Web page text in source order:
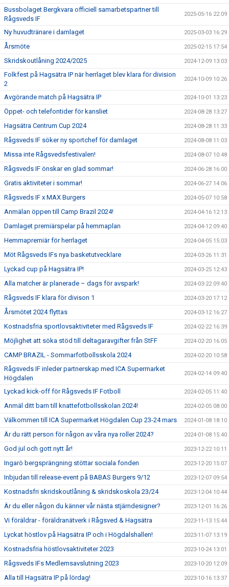
Bussbolaget Bergkvara officiell samarbetspartner till
Rågsveds IF
2025-05-16 22:09
Ny huvudtränare i damlaget 2025-03-03 16:29
Årsmöte 2025-02-15 17:54
Skridskoutlåning 2024/2025 2024-12-09 13:03
Folkfest på Hagsätra IP när herrlaget blev klara för division
2
2024-10-09 10:26
Avgörande match på Hagsätra IP 2024-10-01 13:23
Öppet- och telefontider för kansliet 2024-08-28 13:27
Hagsätra Centrum Cup 2024 2024-08-28 11:33
Rågsveds IF söker ny sportchef för damlaget 2024-08-08 11:03
Missa inte Rågsvedsfestivalen! 2024-08-07 10:48
Rågsveds IF önskar en glad sommar! 2024-06-28 16:00
Gratis aktiviteter i sommar! 2024-06-27 14:06
Rågsveds IF x MAX Burgers 2024-05-07 10:58
Anmälan öppen till Camp Brazil 2024! 2024-04-16 12:13
Damlaget premiärspelar på hemmaplan 2024-04-12 09:40
Hemmapremiär för herrlaget 2024-04-05 15:03
Möt Rågsveds IFs nya basketutvecklare 2024-03-26 11:31
Lyckad cup på Hagsätra IP! 2024-03-25 12:43
Alla matcher är planerade – dags för avspark! 2024-03-22 09:40
Rågsveds IF klara för divison 1 2024-03-20 17:12
Årsmötet 2024 flyttas 2024-03-12 16:27
Kostnadsfria sportlovsaktiviteter med Rågsveds IF 2024-02-22 16:39
Möjlighet att söka stöd till deltagaravgifter från StFF 2024-02-20 16:05
CAMP BRAZIL - Sommarfotbollsskola 2024 2024-02-20 10:58
Rågsveds IF inleder partnerskap med ICA Supermarket
Högdalen
2024-02-14 09:40
Lyckad kick-off för Rågsveds IF Fotboll 2024-02-05 11:40
Anmäl ditt barn till knattefotbollsskolan 2024! 2024-02-05 08:00
Välkommen till ICA Supermarket Högdalen Cup 23-24 mars 2024-01-08 18:10
Är du rätt person för någon av våra nya roller 2024? 2024-01-08 15:40
God jul och gott nytt år! 2023-12-22 10:11
Ingarö bergsprängning stöttar sociala fonden 2023-12-20 15:07
Inbjudan till release-event på BABAS Burgers 9/12 2023-12-07 09:54
Kostnadsfri skridskoutlåning & skridskoskola 23/24 2023-12-04 10:44
Är du eller någon du känner vår nästa stjärndesigner? 2023-12-01 16:26
Vi föräldrar - föräldranätverk i Rågsved & Hagsätra 2023-11-13 15:44
Lyckat höstlov på Hagsätra IP och i Högdalshallen! 2023-11-07 13:19
Kostnadsfria höstlovsaktiviteter 2023 2023-10-24 13:01
Rågsveds IFs Medlemsavslutning 2023 2023-10-20 12:09
Alla till Hagsätra IP på lördag! 2023-10-16 13:37